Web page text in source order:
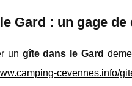
Gard : un gage de
un gîte dans le Gard
cevennes.info/